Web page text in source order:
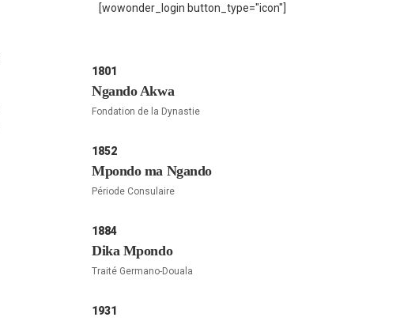
[wowonder_login button_type="icon"]
1801
Ngando Akwa
Fondation de la Dynastie
1852
Mpondo ma Ngando
Période Consulaire
1884
Dika Mpondo
Traité Germano-Douala
1931